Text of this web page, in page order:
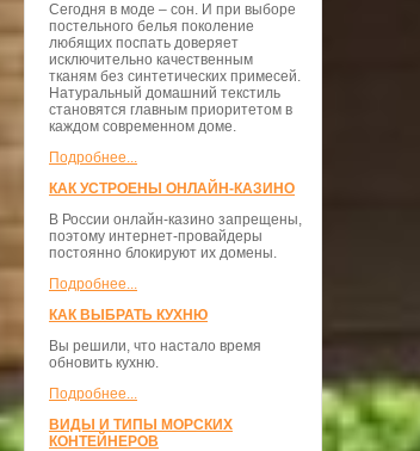
Сегодня в моде – сон. И при выборе
постельного белья поколение
любящих поспать доверяет
исключительно качественным
тканям без синтетических примесей.
Натуральный домашний текстиль
становятся главным приоритетом в
каждом современном доме.
Подробнее...
КАК УСТРОЕНЫ ОНЛАЙН-КАЗИНО
В России онлайн-казино запрещены,
поэтому интернет-провайдеры
постоянно блокируют их домены.
Подробнее...
КАК ВЫБРАТЬ КУХНЮ
Вы решили, что настало время
обновить кухню.
Подробнее...
ВИДЫ И ТИПЫ МОРСКИХ
КОНТЕЙНЕРОВ